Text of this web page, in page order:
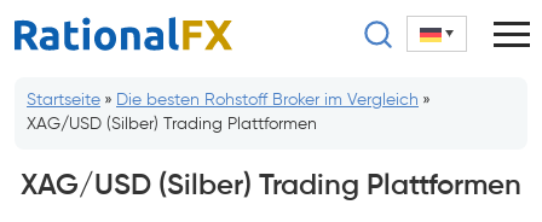
Zum
Inhalt
Startseite » Die besten Rohstoff Broker im Vergleich »
XAG/USD (Silber) Trading Plattformen
XAG/USD (Silber) Trading Plattformen